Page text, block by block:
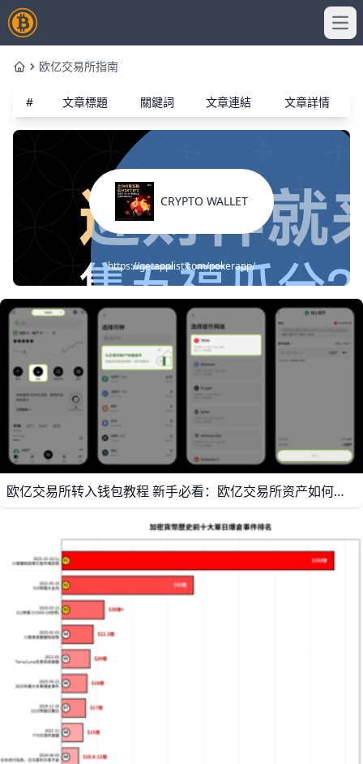
Home欧亿交易所指南
# 文章標題 關鍵詞 文章連結 文章詳情
CRYPTO WALLET
https://getapplist.com/pokerapp/
欧亿交易所转入钱包教程 新手必看：欧亿交易所资产如何转入欧亿数字钱包？附完整欧亿买币教程与欧亿最新资讯汇总 导语 想把交易所里的加密资产安全、快速地转入欧亿（欧亿/鸥易/OUYI）数字钱包？本文为新手准备了从账户准备、安全设置、充值/提币到在欧亿买币的完整操作流程，并附上风险提示与最新平台资讯汇总，帮助你一步步完成首笔安全交易与钱包迁移。